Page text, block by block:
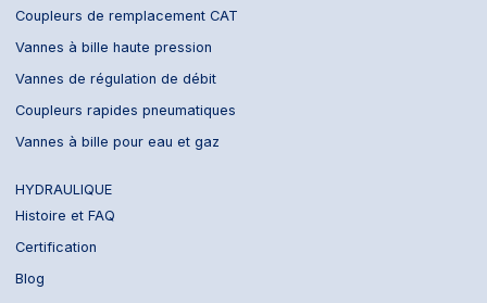
Coupleurs de remplacement CAT
Vannes à bille haute pression
Vannes de régulation de débit
Coupleurs rapides pneumatiques
Vannes à bille pour eau et gaz
HYDRAULIQUE
Histoire et FAQ
Certification
Blog